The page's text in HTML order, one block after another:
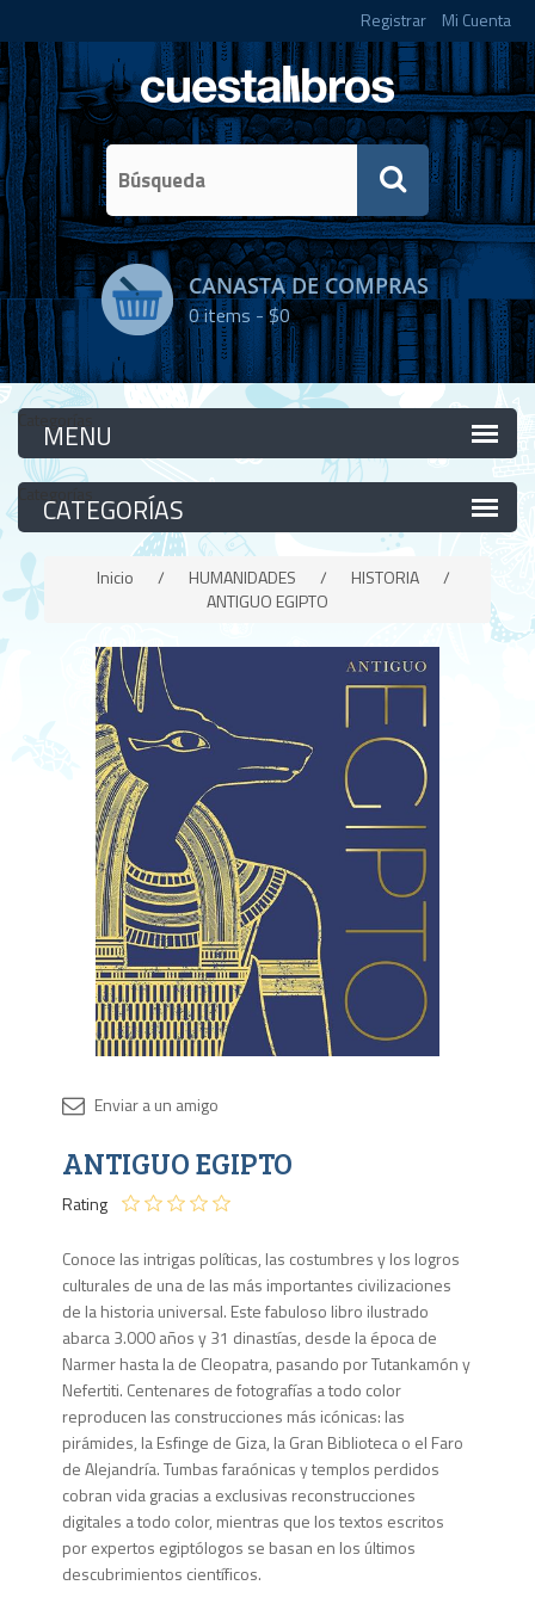
Registrar Mi Cuenta
CANASTA DE COMPRAS
0items -$0
Categorías
Categorías
Inicio / HUMANIDADES / HISTORIA
/
ANTIGUO EGIPTO
ANTIGUO EGIPTO
Rating
Conoce las intrigas políticas, las costumbres y los logros
culturales de una de las más importantes civilizaciones
de la historia universal. Este fabuloso libro ilustrado
abarca 3.000 años y 31 dinastías, desde la época de
Narmer hasta la de Cleopatra, pasando por Tutankamón y
Nefertiti. Centenares de fotografías a todo color
reproducen las construcciones más icónicas: las
pirámides, la Esfinge de Giza, la Gran Biblioteca o el Faro
de Alejandría. Tumbas faraónicas y templos perdidos
cobran vida gracias a exclusivas reconstrucciones
digitales a todo color, mientras que los textos escritos
por expertos egiptólogos se basan en los últimos
descubrimientos científicos.